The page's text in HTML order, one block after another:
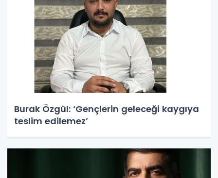
Burak Özgül: ‘Gençlerin geleceği kaygıya
teslim edilemez’